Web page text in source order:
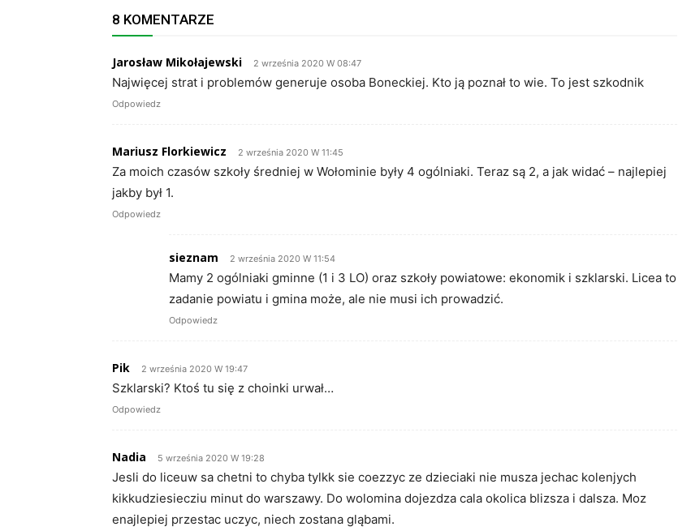
8 KOMENTARZE
Jarosław Mikołajewski 2 września 2020 W 08:47
Najwięcej strat i problemów generuje osoba Boneckiej. Kto ją poznał to wie. To jest szkodnik
Odpowiedz
Mariusz Florkiewicz 2 września 2020 W 11:45
Za moich czasów szkoły średniej w Wołominie były 4 ogólniaki. Teraz są 2, a jak widać – najlepiej
jakby był 1.
Odpowiedz
sieznam 2 września 2020 W 11:54
Mamy 2 ogólniaki gminne (1 i 3 LO) oraz szkoły powiatowe: ekonomik i szklarski. Licea to
zadanie powiatu i gmina może, ale nie musi ich prowadzić.
Odpowiedz
Pik 2 września 2020 W 19:47
Szklarski? Ktoś tu się z choinki urwał…
Odpowiedz
Nadia 5 września 2020 W 19:28
Jesli do liceuw sa chetni to chyba tylkk sie coezzyc ze dzieciaki nie musza jechac kolenjych
kikkudziesiecziu minut do warszawy. Do wolomina dojezdza cala okolica blizsza i dalsza. Moz
enajlepiej przestac uczyc, niech zostana gląbami.